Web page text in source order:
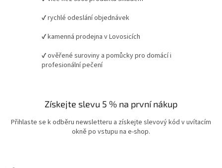
✔ rychlé odeslání objednávek
✔ kamenná prodejna v Lovosicích
✔ ověřené suroviny a pomůcky pro domácí i
profesionální pečení
Získejte slevu 5 % na první nákup
Přihlaste se k odběru newsletteru a získejte slevový kód v uvítacím
okně po vstupu na e-shop.